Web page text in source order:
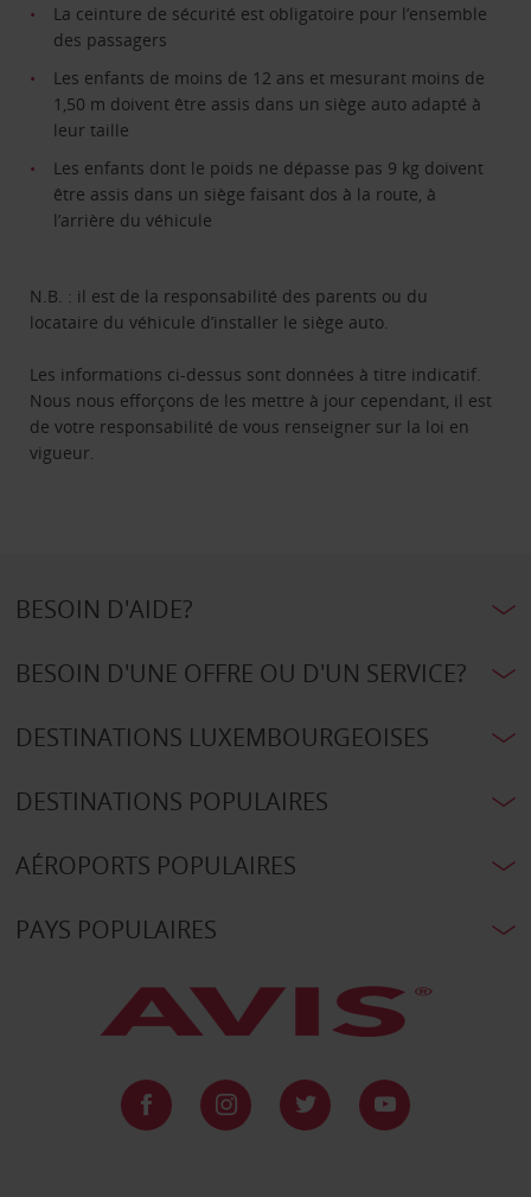
La ceinture de sécurité est obligatoire pour l’ensemble
des passagers
Les enfants de moins de 12 ans et mesurant moins de
1,50 m doivent être assis dans un siège auto adapté à
leur taille
Les enfants dont le poids ne dépasse pas 9 kg doivent
être assis dans un siège faisant dos à la route, à
l’arrière du véhicule
N.B. : il est de la responsabilité des parents ou du
locataire du véhicule d’installer le siège auto.
Les informations ci-dessus sont données à titre indicatif.
Nous nous efforçons de les mettre à jour cependant, il est
de votre responsabilité de vous renseigner sur la loi en
vigueur.
BESOIN D'AIDE?
BESOIN D'UNE OFFRE OU D'UN SERVICE?
DESTINATIONS LUXEMBOURGEOISES
DESTINATIONS POPULAIRES
AÉROPORTS POPULAIRES
PAYS POPULAIRES